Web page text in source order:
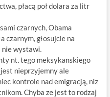
płacą poł dolara za litr
czarnych, Obama
czarnym, głosujcie na
nie wystawi.
nt. tego meksykanskiego
nieprzyjemny ale
kontrole nad emigracją, niz
Chyba ze jest to rodzaj